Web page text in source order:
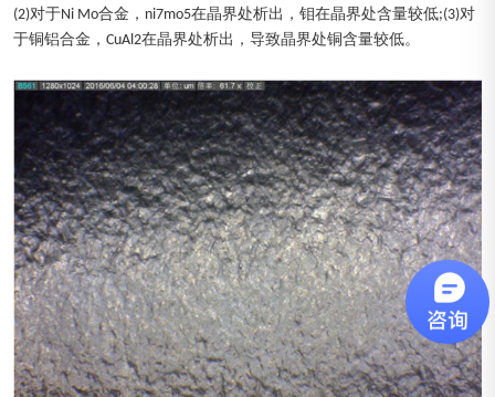
(2)对于Ni Mo合金，ni7mo5在晶界处析出，钼在晶界处含量较低;(3)对
于铜铝合金，CuAl2在晶界处析出，导致晶界处铜含量较低。